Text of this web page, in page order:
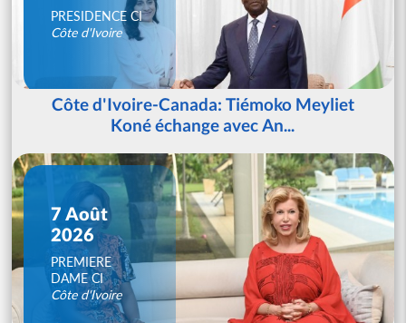
PRESIDENCE CI
Côte d'Ivoire
Côte d'Ivoire-Canada: Tiémoko Meyliet
Koné échange avec An...
7 Août
2026
PREMIERE
DAME CI
Côte d'Ivoire